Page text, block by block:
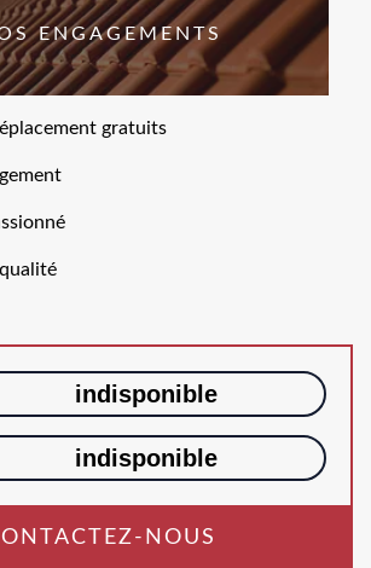
ENGAGEMENTS
gratuits
indisponible
indisponible
NOUS